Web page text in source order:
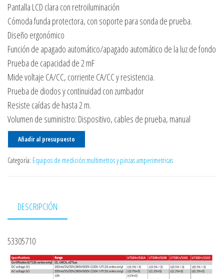
Pantalla LCD clara con retroiluminación
Cómoda funda protectora, con soporte para sonda de prueba.
Diseño ergonómico
Función de apagado automático/apagado automático de la luz de fondo
Prueba de capacidad de 2 mF
Mide voltaje CA/CC, corriente CA/CC y resistencia.
Prueba de diodos y continuidad con zumbador
Resiste caídas de hasta 2 m.
Volumen de suministro: Dispositivo, cables de prueba, manual
Añadir al presupuesto
Categoría: Equipos de medición:multimetros y pinzas amperimetricas
DESCRIPCIÓN
53305710